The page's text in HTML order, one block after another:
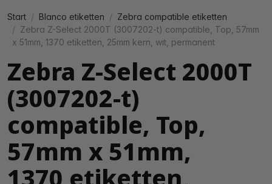
Start Blanco etiketten
Zebra compatible etiketten
Zebra Z-Select 2000T (3007202-t) compatible, Top, 57mm
x 51mm, 1370 etiketten, 25mm kern, wit, permanent
Zebra Z-Select 2000T
(3007202-t)
compatible, Top,
57mm x 51mm,